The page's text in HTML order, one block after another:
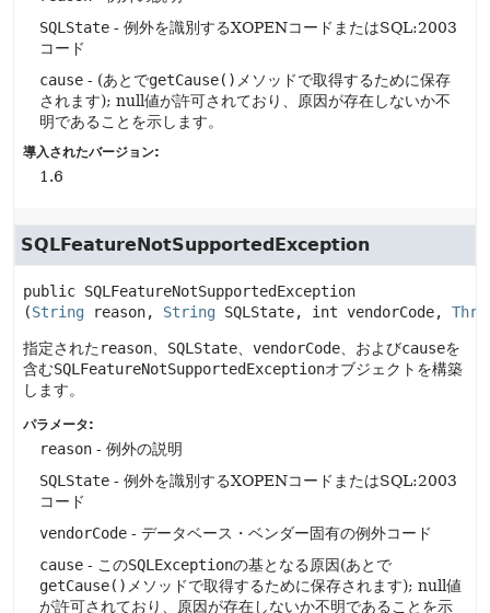
SQLState - 例外を識別するXOPENコードまたはSQL:2003
コード
cause - (あとでgetCause() メソッドで取得するために保存
されます); null値が許可されており、原因が存在しないか不
明であることを示します。
導入されたバージョン:
1.6
SQLFeatureNotSupportedException
public SQLFeatureNotSupportedException
(String reason, String SQLState, int vendorCode,
指定された reason SQLState vendorCode 、およびcauseを
含むSQLFeatureNotSupportedExceptionオブジェクトを構築
します。
パラメータ:
reason - 例外の説明
SQLState - 例外を識別するXOPENコードまたはSQL:2003
コード
vendorCode - データベース・ベンダー固有の例外コード
cause - このSQLExceptionの基となる原因(あとで
getCause() メソッドで取得するために保存されます); null値
が許可されており、原因が存在しないか不明であることを示